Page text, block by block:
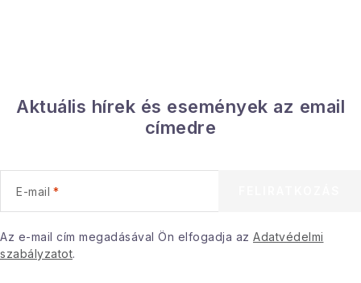
Aktuális hírek és események az email
címedre
E-mail
Az e-mail cím megadásával Ön elfogadja az Adatvédelmi
szabályzatot.